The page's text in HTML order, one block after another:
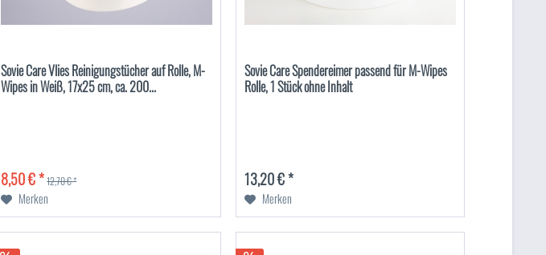
Sovie Care Vlies Reinigungstücher auf Rolle, M-
Wipes in Weiß, 17x25 cm, ca. 200...
8,50 € *12,70 € *
Merken
Sovie Care Spendereimer passend für M-Wipes
Rolle, 1 Stück ohne Inhalt
13,20 € *
Merken